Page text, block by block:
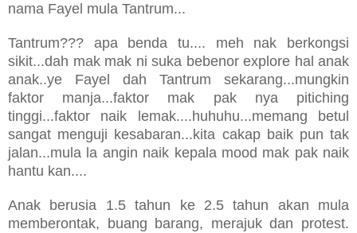
nama Fayel mula Tantrum...
Tantrum??? apa benda tu.... meh nak berkongsi
sikit...dah mak mak ni suka bebenor explore hal anak
anak..ye Fayel dah Tantrum sekarang...mungkin
faktor manja...faktor mak pak nya pitiching
tinggi...faktor naik lemak....huhuhu...memang betul
sangat menguji kesabaran...kita cakap baik pun tak
jalan...mula la angin naik kepala mood mak pak naik
hantu kan....
Anak berusia 1.5 tahun ke 2.5 tahun akan mula
memberontak, buang barang, merajuk dan protest.